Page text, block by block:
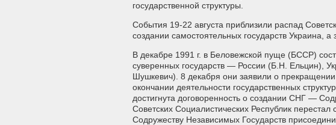
государственной структуры.
События 19-22 августа приблизили распад
создании самостоятельных государств Украина, а
В декабре 1991 г. в Беловежской пуще (БССР)
суверенных государств — России (Б.Н. Ельцин),
Шушкевич). 8 декабря они заявили о прекращении
окончании деятельности государственных
достигнута договоренность о создании СНГ —
Советских Социалистических Республик перестал
Содружеству Независимых Государств